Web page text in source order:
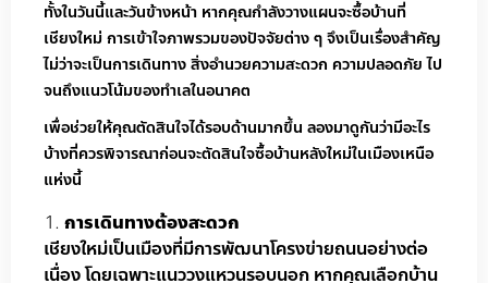
ทั้งในวันนี้และวันข้างหน้า หากคุณกำลังวางแผนจะซื้อบ้านที่
เชียงใหม่ การเข้าใจภาพรวมของปัจจัยต่าง ๆ จึงเป็นเรื่องสำคัญ
ไม่ว่าจะเป็นการเดินทาง สิ่งอำนวยความสะดวก ความปลอดภัย ไป
จนถึงแนวโน้มของทำเลในอนาคต
เพื่อช่วยให้คุณตัดสินใจได้รอบด้านมากขึ้น ลองมาดูกันว่ามีอะไร
บ้างที่ควรพิจารณาก่อนจะตัดสินใจซื้อบ้านหลังใหม่ในเมืองเหนือ
แห่งนี้
การเดินทางต้องสะดวก
เชียงใหม่เป็นเมืองที่มีการพัฒนาโครงข่ายถนนอย่างต่อ
เนื่อง โดยเฉพาะแนววงแหวนรอบนอก หากคุณเลือกบ้าน